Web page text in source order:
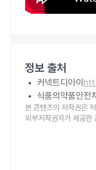
정보 출처
커넥트디아이
식품의약품안전
본 콘텐츠의 저작권은
외부저작권자가 제공한